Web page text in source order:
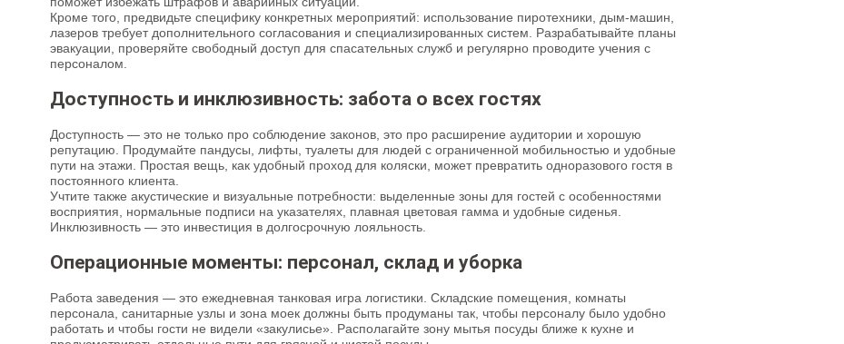
Кроме того, предвидьте специфику конкретных мероприятий: использование пиротехники, дым-машин,
лазеров требует дополнительного согласования и специализированных систем. Разрабатывайте планы
эвакуации, проверяйте свободный доступ для спасательных служб и регулярно проводите учения с
персоналом.
Доступность и инклюзивность: забота о всех гостях
Доступность — это не только про соблюдение законов, это про расширение аудитории и хорошую
репутацию. Продумайте пандусы, лифты, туалеты для людей с ограниченной мобильностью и удобные
пути на этажи. Простая вещь, как удобный проход для коляски, может превратить одноразового гостя в
постоянного клиента.
Учтите также акустические и визуальные потребности: выделенные зоны для гостей с особенностями
восприятия, нормальные подписи на указателях, плавная цветовая гамма и удобные сиденья.
Инклюзивность — это инвестиция в долгосрочную лояльность.
Операционные моменты: персонал, склад и уборка
Работа заведения — это ежедневная танковая игра логистики. Складские помещения, комнаты
персонала, санитарные узлы и зона моек должны быть продуманы так, чтобы персоналу было удобно
работать и чтобы гости не видели «закулисье». Располагайте зону мытья посуды ближе к кухне и